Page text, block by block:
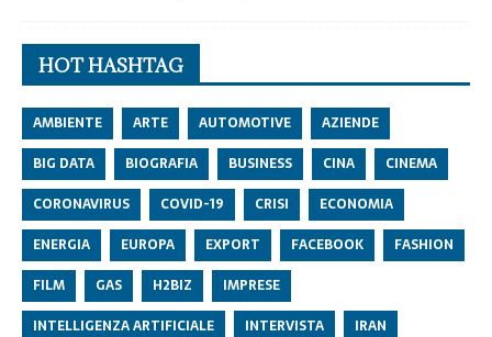
HOT HASHTAG
AMBIENTE ARTE AUTOMOTIVE
AZIENDE
BIG DATA
BIOGRAFIA BUSINESS CINA
CINEMA
CORONAVIRUS
COVID-19 CRISI
ECONOMIA
ENERGIA
EUROPA EXPORT FACEBOOK
FASHION
FILM
GAS H2BIZ
IMPRESE
INTELLIGENZA ARTIFICIALE
INTERVISTA IRAN